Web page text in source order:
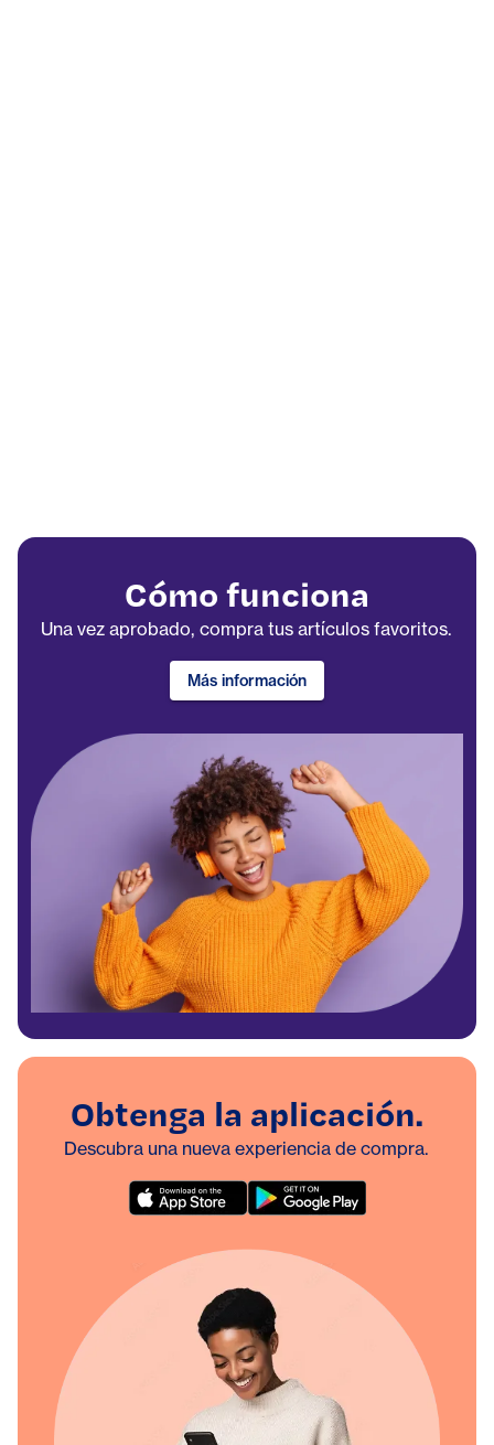
Cómo funciona
Una vez aprobado, compra tus artículos favoritos.
Más información
Obtenga la aplicación.
Descubra una nueva experiencia de compra.